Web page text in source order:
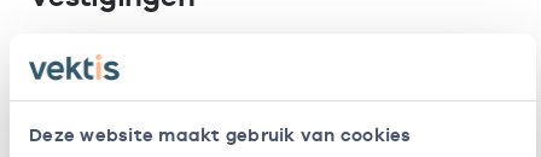
Deze website maakt gebruik van cookies
Deze onderneming heeft de volgende